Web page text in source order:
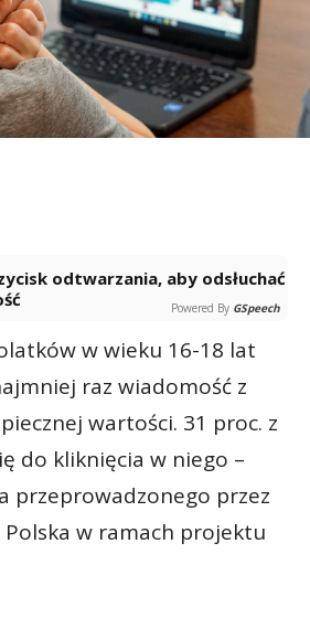
Powered By GSpeech
w wieku 16-18 lat
raz wiadomość z
wartości. 31 proc. z
do kliknięcia w niego –
przeprowadzonego przez
w ramach projektu